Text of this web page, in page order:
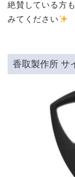
絶賛している方
みてください
香取製作所 サ